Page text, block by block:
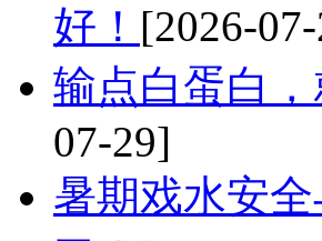
好！ [2026-
输点白蛋白
07-29]
暑期戏水安